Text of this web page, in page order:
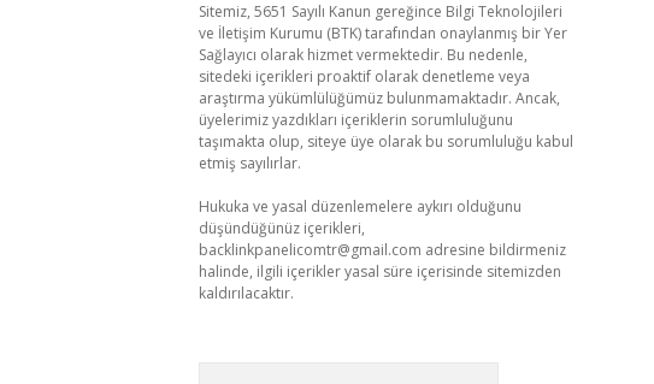
Sitemiz, 5651 Sayılı Kanun gereğince Bilgi Teknolojileri
ve İletişim Kurumu (BTK) tarafından onaylanmış bir Yer
Sağlayıcı olarak hizmet vermektedir. Bu nedenle,
sitedeki içerikleri proaktif olarak denetleme veya
araştırma yükümlülüğümüz bulunmamaktadır. Ancak,
üyelerimiz yazdıkları içeriklerin sorumluluğunu
taşımakta olup, siteye üye olarak bu sorumluluğu kabul
etmiş sayılırlar.
Hukuka ve yasal düzenlemelere aykırı olduğunu
düşündüğünüz içerikleri,
backlinkpanelicomtr@gmail.com adresine bildirmeniz
halinde, ilgili içerikler yasal süre içerisinde sitemizden
kaldırılacaktır.